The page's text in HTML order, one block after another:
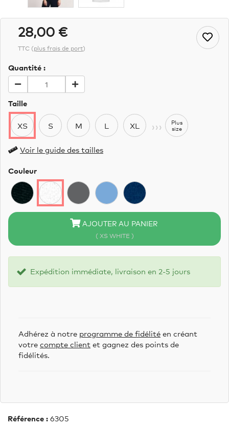
28,00 €
TTC (plus frais de port)
Quantité :
Taille
XS S M L XL ›››
Plus
size
Voir le guide des tailles
Couleur
AJOUTER AU PANIER
( XS WHITE )
Expédition immédiate, livraison en 2-5 jours
Adhérez à notre programme de fidélité en créant
votre compte client et gagnez des points de
fidélités.
Référence : 6305